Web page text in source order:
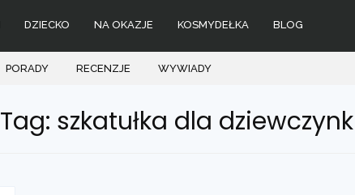
DZIECKO NA OKAZJE KOSMYDEŁKA BLOG
PORADY RECENZJE WYWIADY
Tag: szkatułka dla